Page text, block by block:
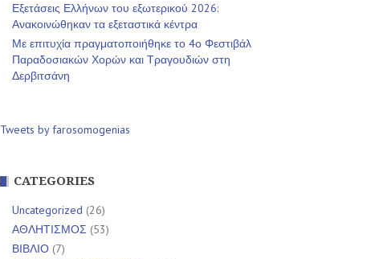
Εξετάσεις Ελλήνων του εξωτερικού 2026:
Ανακοινώθηκαν τα εξεταστικά κέντρα
Με επιτυχία πραγματοποιήθηκε το 4ο Φεστιβάλ
Παραδοσιακών Χορών και Τραγουδιών στη
Δερβιτσάνη
Tweets by farosomogenias
CATEGORIES
Uncategorized (26)
ΑΘΛΗΤΙΣΜΟΣ (53)
ΒΙΒΛΙΟ (7)